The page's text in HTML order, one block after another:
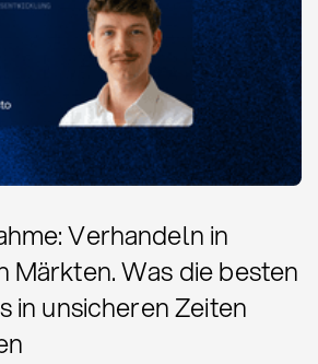
Verhandeln in
Märkten. Was die besten
in unsicheren Zeiten